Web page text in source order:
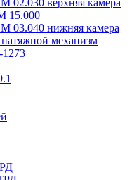
02.030 верхняя камера
15.000
03.040 нижняя камера
механизм